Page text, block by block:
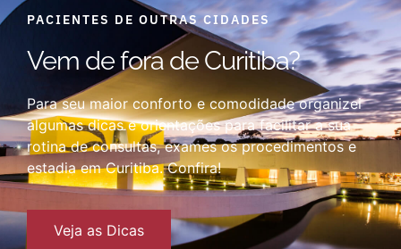
PACIENTES DE OUTRAS CIDADES
Vem de fora de Curitiba?
Para seu maior conforto e comodidade organizei
algumas dicas e orientações para facilitar a sua
rotina de consultas, exames os procedimentos e
estadia em Curitiba. Confira!
Veja as Dicas